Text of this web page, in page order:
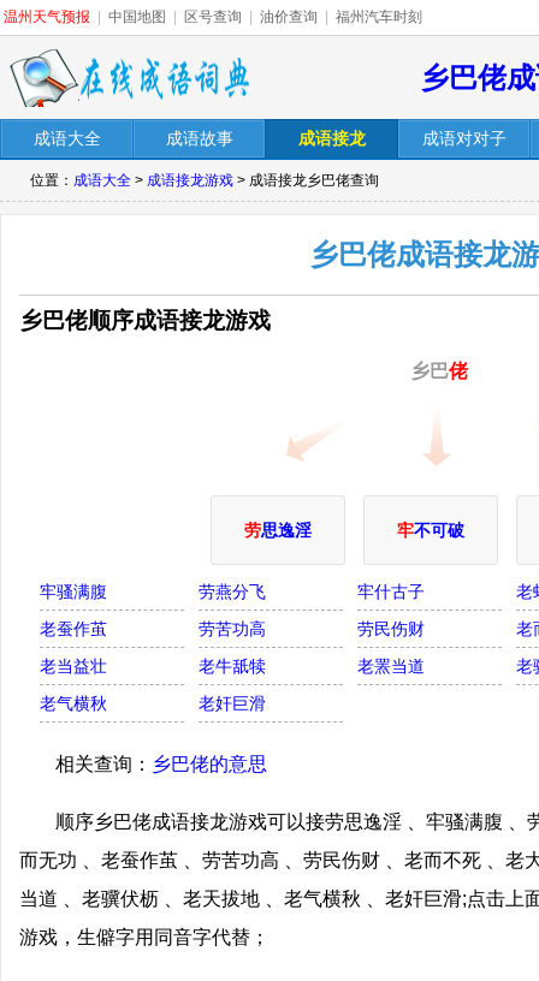
温州天气预报 中国地图 区号查询 油价查询 福州汽车时刻
乡巴佬
成语大全 成语故事 成语接龙 成语对对子
位置： 成语大全 > 成语接龙游戏 > 成语接龙乡巴佬查询
乡巴佬成语接龙
乡巴佬顺序成语接龙游戏
乡巴佬
劳思逸淫 牢不可破
牢骚满腹 劳燕分飞 牢什古子
老
老蚕作茧
劳苦功高 劳民伤财
老
老当益壮
老牛舐犊 老罴当道
老
老气横秋
老奸巨滑
相关查询： 乡巴佬的意思
顺序乡巴佬成语接龙游戏可以接劳思逸淫 、牢骚满腹 、
而无功 、老蚕作茧 、劳苦功高 、劳民伤财 、老而不死 、老
当道 、老骥伏枥 、老天拔地 、老气横秋 、老奸巨滑;点击上
游戏，生僻字用同音字代替；